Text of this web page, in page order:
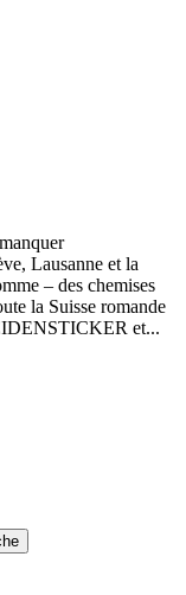
Lausanne et la
– des chemises
la Suisse romande
et...